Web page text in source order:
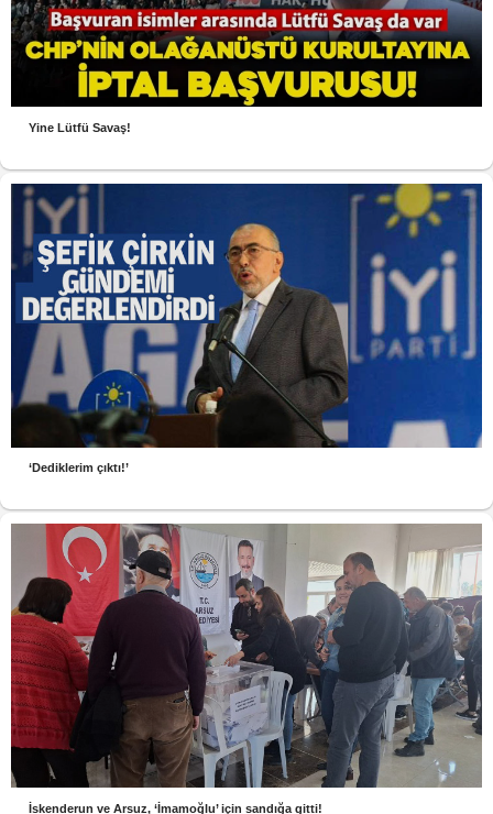
Yine Lütfü Savaş!
‘Dediklerim çıktı!’
İskenderun ve Arsuz, ‘İmamoğlu’ için sandığa gitti!